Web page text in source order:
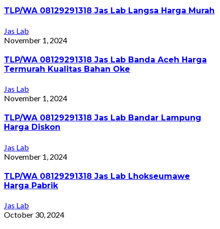
TLP/WA 08129291318 Jas Lab Langsa Harga Murah
Jas Lab
November 1, 2024
TLP/WA 08129291318 Jas Lab Banda Aceh Harga
Termurah Kualitas Bahan Oke
Jas Lab
November 1, 2024
TLP/WA 08129291318 Jas Lab Bandar Lampung
Harga Diskon
Jas Lab
November 1, 2024
TLP/WA 08129291318 Jas Lab Lhokseumawe
Harga Pabrik
Jas Lab
October 30, 2024